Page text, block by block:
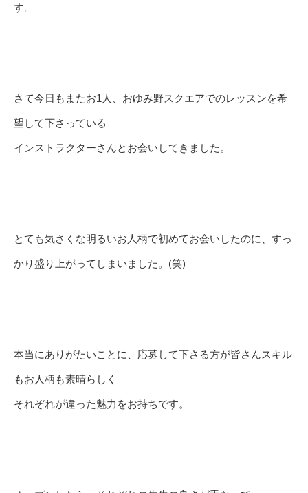
す。
さて今日もまたお1人、おゆみ野スクエアでのレッスンを希
望して下さっている
インストラクターさんとお会いしてきました。
とても気さくな明るいお人柄で初めてお会いしたのに、すっ
かり盛り上がってしまいました。(笑)
本当にありがたいことに、応募して下さる方が皆さんスキル
もお人柄も素晴らしく
それぞれが違った魅力をお持ちです。